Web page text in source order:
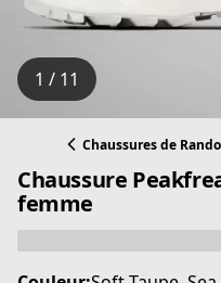
1 / 11
Chaussures de
Chaussure
femme